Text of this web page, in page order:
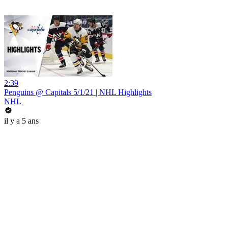
2:39
Penguins @ Capitals 5/1/21 | NHL Highlights
NHL
il y a 5 ans